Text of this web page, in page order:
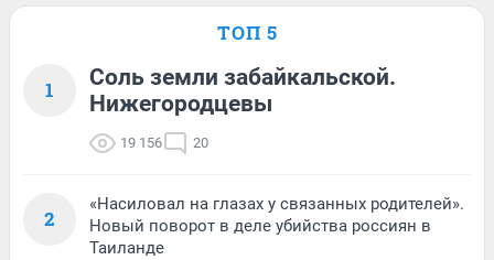
ТОП 5
1
Соль земли забайкальской.
Нижегородцевы
19 156 20
2
«Насиловал на глазах у связанных родителей».
Новый поворот в деле убийства россиян в
Таиланде